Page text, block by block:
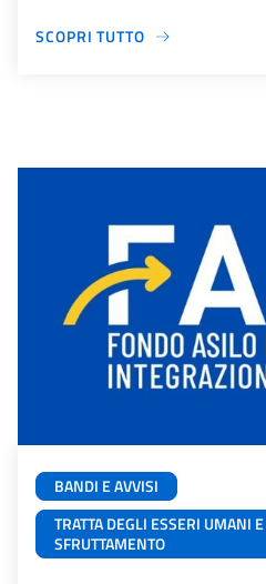
SCOPRI TUTTO
BANDI E AVVISI
TRATTA DEGLI ESSERI UMANI
SFRUTTAMENTO